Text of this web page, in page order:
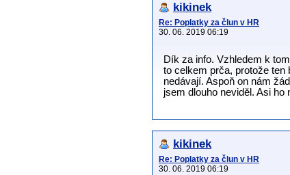
kikinek
Re: Poplatky za člun v HR
30. 06. 2019 06:19
Dík za info. Vzhledem k
to celkem prča, protože ten
nedávají. Aspoň on nám
jsem dlouho neviděl. Asi
kikinek
Re: Poplatky za člun v HR
30. 06. 2019 06:19